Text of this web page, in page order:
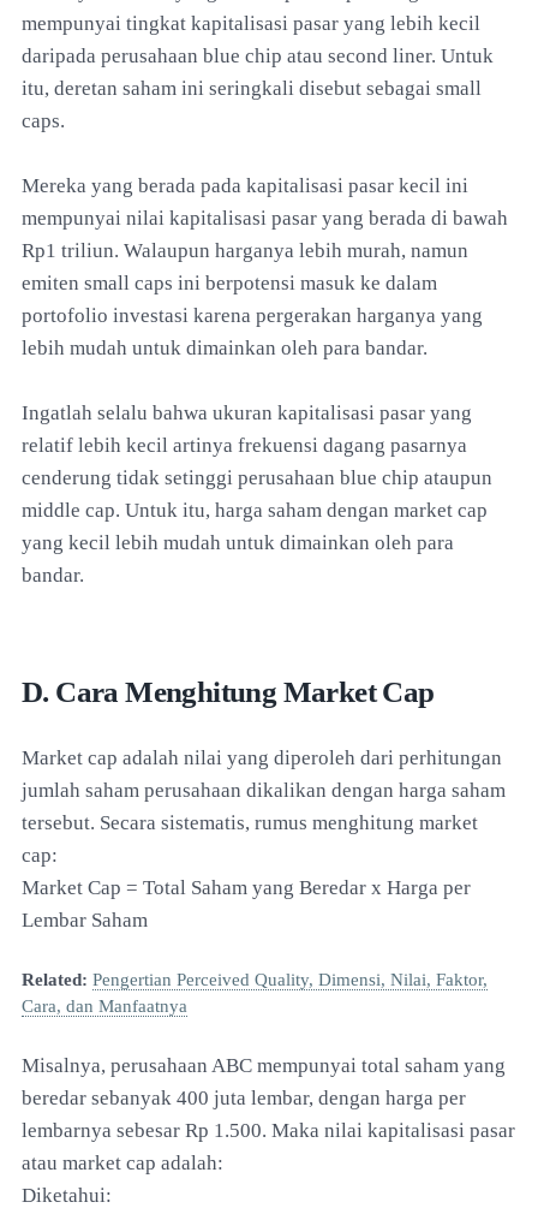
mempunyai tingkat kapitalisasi pasar yang lebih kecil
daripada perusahaan blue chip atau second liner. Untuk
itu, deretan saham ini seringkali disebut sebagai small
caps.
Mereka yang berada pada kapitalisasi pasar kecil ini
mempunyai nilai kapitalisasi pasar yang berada di bawah
Rp1 triliun. Walaupun harganya lebih murah, namun
emiten small caps ini berpotensi masuk ke dalam
portofolio investasi karena pergerakan harganya yang
lebih mudah untuk dimainkan oleh para bandar.
Ingatlah selalu bahwa ukuran kapitalisasi pasar yang
relatif lebih kecil artinya frekuensi dagang pasarnya
cenderung tidak setinggi perusahaan blue chip ataupun
middle cap. Untuk itu, harga saham dengan market cap
yang kecil lebih mudah untuk dimainkan oleh para
bandar.
D. Cara Menghitung Market Cap
Market cap adalah nilai yang diperoleh dari perhitungan
jumlah saham perusahaan dikalikan dengan harga saham
tersebut. Secara sistematis, rumus menghitung market
cap:
Market Cap = Total Saham yang Beredar x Harga per
Lembar Saham
Related: Pengertian Perceived Quality, Dimensi, Nilai, Faktor,
Cara, dan Manfaatnya
Misalnya, perusahaan ABC mempunyai total saham yang
beredar sebanyak 400 juta lembar, dengan harga per
lembarnya sebesar Rp 1.500. Maka nilai kapitalisasi pasar
atau market cap adalah:
Diketahui: